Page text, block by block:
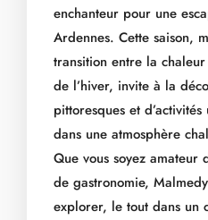
enchanteur pour une
Ardennes. Cette saison,
transition entre la
de l’hiver, invite à la
pittoresques et
dans une atmosphère
Que vous soyez amateur
de gastronomie,
explorer, le tout dans un